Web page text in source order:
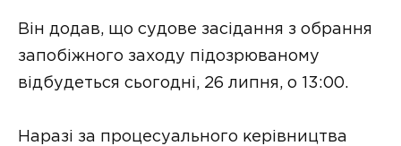
Він додав, що судове засідання з обрання
запобіжного заходу підозрюваному
відбудеться сьогодні, 26 липня, о 13:00.
Наразі за процесуального керівництва